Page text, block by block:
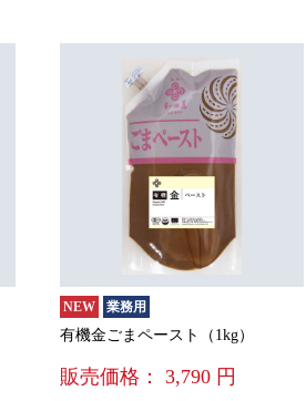
NEW 業務用
有機金ごまペースト（1kg）
販売価格： 3,790 円